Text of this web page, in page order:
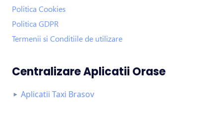
Politica Cookies
Politica GDPR
Termenii si Conditiile de utilizare
Centralizare Aplicatii Orase
Aplicatii Taxi Brasov